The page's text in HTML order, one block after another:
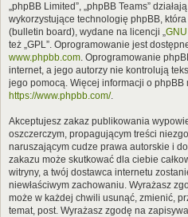
„phpBB Limited”, „phpBB Teams”
wykorzystujące technologię phpBB,
(bulletin board), wydane na licencji „
też „GPL”. Oprogramowanie jest
www.phpbb.com. Oprogramowanie
internet, a jego autorzy nie kontrolują
jego pomocą. Więcej informacji o phpBB
https://www.phpbb.com/.
Akceptujesz zakaz publikowania
oszczerczym, propagującym treści
naruszającym cudze prawa autorskie i
zakazu może skutkować dla ciebie
witryny, a twój dostawca internetu
niewłaściwym zachowaniu. Wyrażasz
może w każdej chwili usunąć, zmienić,
temat, post. Wyrażasz zgodę na